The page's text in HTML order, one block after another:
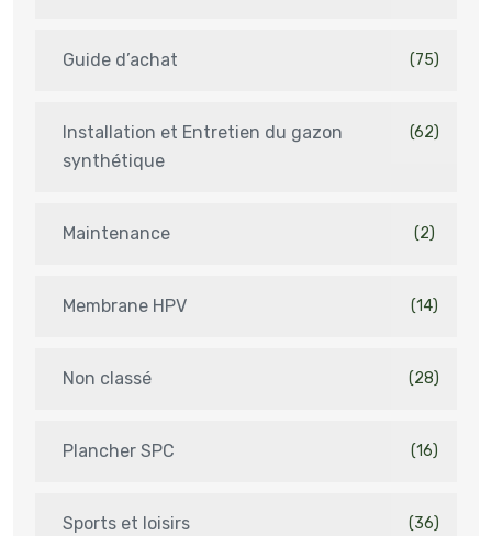
Guide d’achat (75)
Installation et Entretien du gazon
synthétique
(62)
Maintenance (2)
Membrane HPV (14)
Non classé (28)
Plancher SPC (16)
Sports et loisirs (36)